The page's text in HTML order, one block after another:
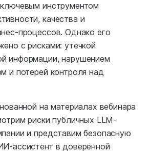
инструментом
качества и
процессов. Однако его
с рисками: утечкой
информации, нарушением
и потерей контроля над
на материалах вебинара
риски публичных LLM-
и представим безопасную
ассистент в доверенной